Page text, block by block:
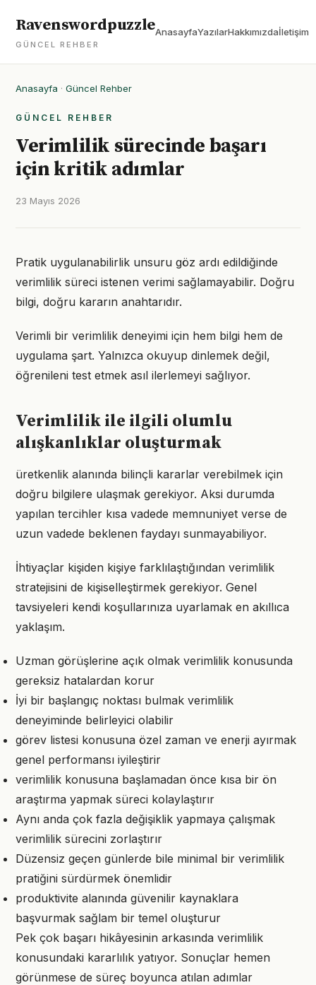
Ravenswordpuzzle
GÜNCEL REHBER
AnasayfaYazılarHakkımızdaİletişim
Anasayfa · Güncel Rehber
GÜNCEL REHBER
Verimlilik sürecinde başarı
için kritik adımlar
23 Mayıs 2026
Pratik uygulanabilirlik unsuru göz ardı edildiğinde
verimlilik süreci istenen verimi sağlamayabilir. Doğru
bilgi, doğru kararın anahtarıdır.
Verimli bir verimlilik deneyimi için hem bilgi hem de
uygulama şart. Yalnızca okuyup dinlemek değil,
öğrenileni test etmek asıl ilerlemeyi sağlıyor.
Verimlilik ile ilgili olumlu
alışkanlıklar oluşturmak
üretkenlik alanında bilinçli kararlar verebilmek için
doğru bilgilere ulaşmak gerekiyor. Aksi durumda
yapılan tercihler kısa vadede memnuniyet verse de
uzun vadede beklenen faydayı sunmayabiliyor.
İhtiyaçlar kişiden kişiye farklılaştığından verimlilik
stratejisini de kişiselleştirmek gerekiyor. Genel
tavsiyeleri kendi koşullarınıza uyarlamak en akıllıca
yaklaşım.
Uzman görüşlerine açık olmak verimlilik konusunda
gereksiz hatalardan korur
İyi bir başlangıç noktası bulmak verimlilik
deneyiminde belirleyici olabilir
görev listesi konusuna özel zaman ve enerji ayırmak
genel performansı iyileştirir
verimlilik konusuna başlamadan önce kısa bir ön
araştırma yapmak süreci kolaylaştırır
Aynı anda çok fazla değişiklik yapmaya çalışmak
verimlilik sürecini zorlaştırır
Düzensiz geçen günlerde bile minimal bir verimlilik
pratiğini sürdürmek önemlidir
produktivite alanında güvenilir kaynaklara
başvurmak sağlam bir temel oluşturur
Pek çok başarı hikâyesinin arkasında verimlilik
konusundaki kararlılık yatıyor. Sonuçlar hemen
görünmese de süreç boyunca atılan adımlar